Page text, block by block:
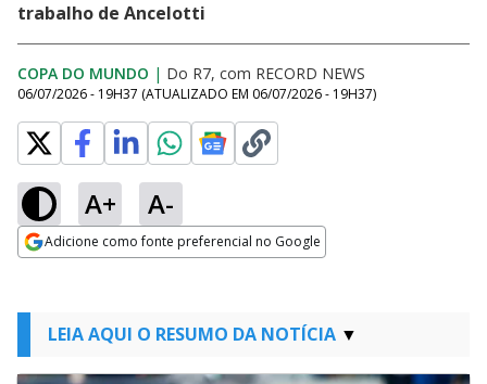
trabalho de Ancelotti
COPA DO MUNDO | Do R7, com RECORD NEWS
06/07/2026 - 19H37 (ATUALIZADO EM 06/07/2026 - 19H37)
A+ A-
Adicione como fonte preferencial no Google
LEIA AQUI O RESUMO DA NOTÍCIA